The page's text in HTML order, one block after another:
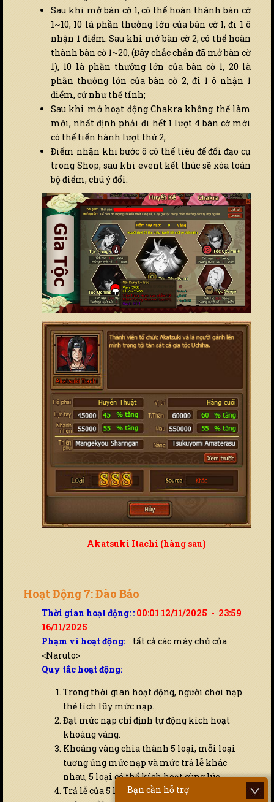
Sau khi mở bàn cờ 1, có thể hoàn thành bàn cờ
1~10, 10 là phần thưởng lớn của bàn cờ 1, đi 1 ô
nhận 1 điểm. Sau khi mở bàn cờ 2, có thể hoàn
thành bàn cờ 1~20, (Đây chắc chắn đã mở bàn cờ
1), 10 là phần thưởng lớn của bàn cờ 1, 20 là
phần thưởng lớn của bàn cờ 2, đi 1 ô nhận 1
điểm, cứ như thế tính;
Sau khi mở hoạt động Chakra không thể làm
mới, nhất định phải đi hết 1 lượt 4 bàn cờ mới
có thể tiến hành lượt thứ 2;
Điểm nhận khi bước ô có thể tiêu để đổi đạo cụ
trong Shop, sau khi event kết thúc sẽ xóa toàn
bộ điểm, chú ý đổi.
Akatsuki Itachi (hàng sau)
Hoạt Động 7: Đào Bảo
Thời gian hoạt động: : 00:01 12/11/2025 - 23:59
16/11/2025
Phạm vi hoạt động: tất cả các máy chủ của
<Naruto>
Quy tắc hoạt động:
Trong thời gian hoạt động, người chơi nạp
thẻ tích lũy mức nạp.
Đạt mức nạp chỉ định tự động kích hoạt
khoáng vàng.
Khoáng vàng chia thành 5 loại, mỗi loại
tương ứng mức nạp và mức trả lễ khác
nhau, 5 loại có thể kích hoạt cùng lúc.
Trả lễ của 5 loại khoáng đều liên tục 20
Bạn cần hỗ trợ